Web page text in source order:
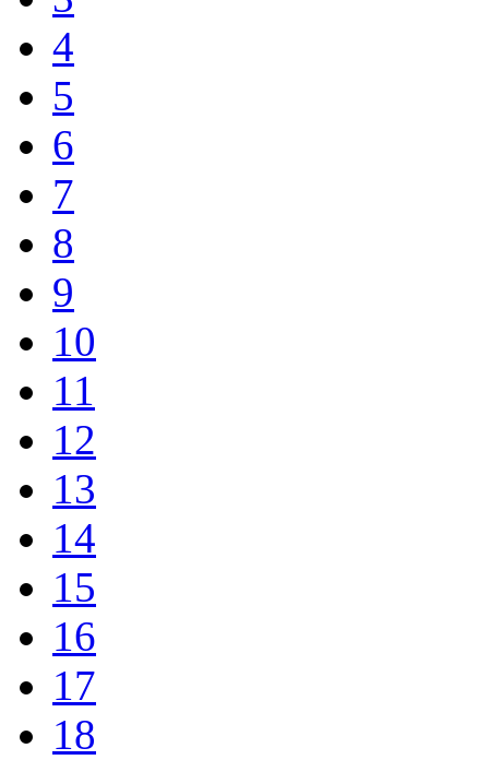
4
5
6
7
8
9
10
11
12
13
14
15
16
17
18